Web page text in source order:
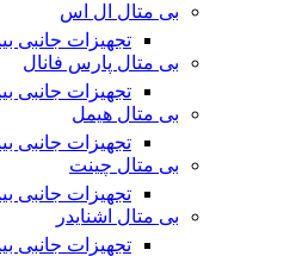
بی متال ال اس
تجهیزات جانبی
بی متال پارس فانال
تجهیزات جانبی
بی متال هیمل
تجهیزات جانبی
بی متال چینت
تجهیزات جانبی
بی متال اشنایدر
تجهیزات جانبی